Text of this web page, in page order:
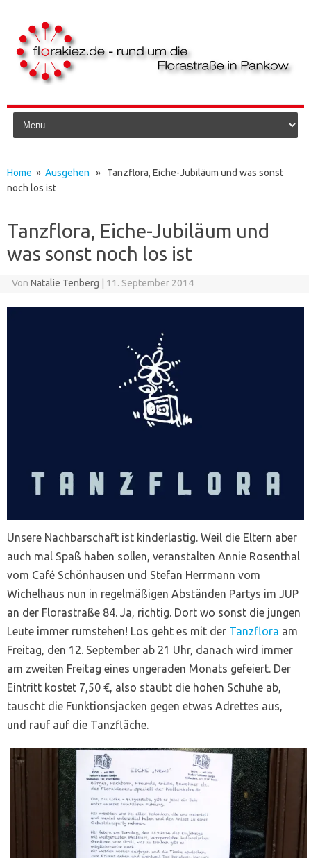
Skip to content
Home » Ausgehen » Tanzflora, Eiche-Jubiläum und was sonst
noch los ist
Tanzflora, Eiche-Jubiläum und
was sonst noch los ist
Von Natalie Tenberg 11. September 2014
Unsere Nachbarschaft ist kinderlastig. Weil die Eltern aber
auch mal Spaß haben sollen, veranstalten Annie Rosenthal
vom Café Schönhausen und Stefan Herrmann vom
Wichelhaus nun in regelmäßigen Abständen Partys im JUP
an der Florastraße 84. Ja, richtig. Dort wo sonst die jungen
Leute immer rumstehen! Los geht es mit der Tanzflora am
Freitag, den 12. September ab 21 Uhr, danach wird immer
am zweiten Freitag eines ungeraden Monats gefeiert. Der
Eintritt kostet 7,50 €, also staubt die hohen Schuhe ab,
tauscht die Funktionsjacken gegen etwas Adrettes aus,
und rauf auf die Tanzfläche.